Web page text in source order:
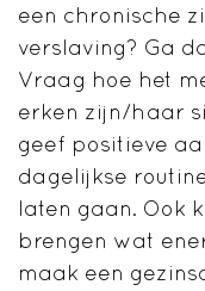
een chronische
verslaving? Ga
Vraag hoe het
erken zijn/haar
geef positieve
dagelijkse
laten gaan. Ook
brengen wat
maak een